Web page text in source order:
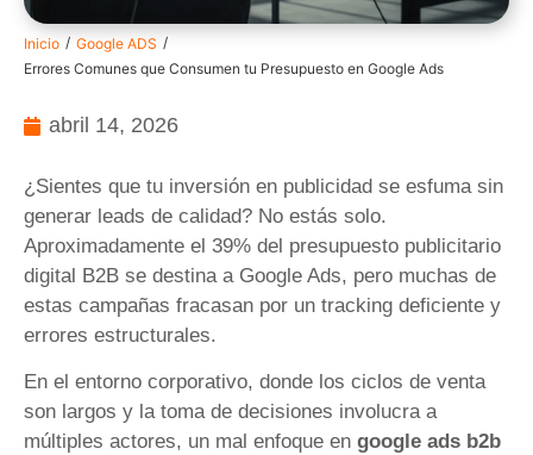
Inicio / Google ADS /
Errores Comunes que Consumen tu Presupuesto en Google Ads
abril 14, 2026
¿Sientes que tu inversión en publicidad se esfuma sin
generar leads de calidad? No estás solo.
Aproximadamente el 39% del presupuesto publicitario
digital B2B se destina a Google Ads, pero muchas de
estas campañas fracasan por un tracking deficiente y
errores estructurales.
En el entorno corporativo, donde los ciclos de venta
son largos y la toma de decisiones involucra a
múltiples actores, un mal enfoque en google ads b2b